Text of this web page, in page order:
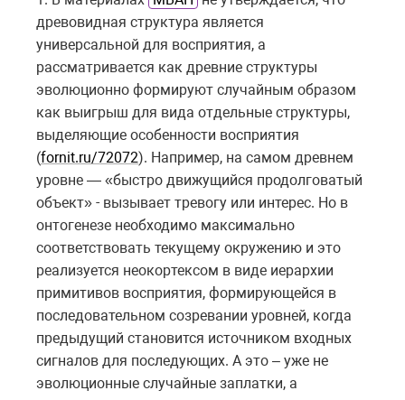
древовидная структура является
универсальной для восприятия, а
рассматривается как древние структуры
эволюционно формируют случайным образом
как выигрыш для вида отдельные структуры,
выделяющие особенности восприятия
(fornit.ru/72072). Например, на самом древнем
уровне — «быстро движущийся продолговатый
объект» - вызывает тревогу или интерес. Но в
онтогенезе необходимо максимально
соответствовать текущему окружению и это
реализуется неокортексом в виде иерархии
примитивов восприятия, формирующейся в
последовательном созревании уровней, когда
предыдущий становится источником входных
сигналов для последующих. А это – уже не
эволюционные случайные заплатки, а